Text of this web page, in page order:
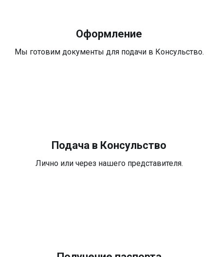
Оформление
Мы готовим документы для подачи в Консульство.
Подача в Консульство
Лично или через нашего представителя.